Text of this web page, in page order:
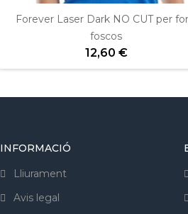
Forever Laser Dark NO CUT per
foscos
12,60 €
INFORMACIÓ
Lliurament
Avis legal